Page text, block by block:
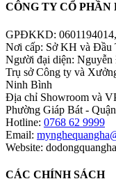
CÔNG TY CỔ PHẦN
GPĐKKD:
Nơi cấp: Sở KH và
Người đại diện:
Trụ sở Công ty và
Ninh Bình
Địa chỉ Showroom và
Phường Giáp Bát -
Hotline: 0768 62 9999
Email:
Website:
CÁC CHÍNH SÁCH